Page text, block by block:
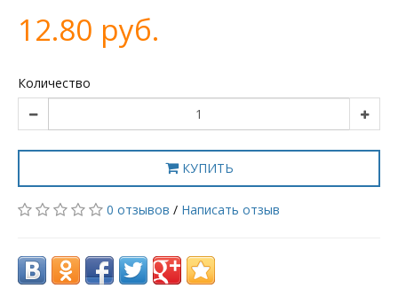
12.80 руб.
Количество
КУПИТЬ
0 отзывов / Написать отзыв